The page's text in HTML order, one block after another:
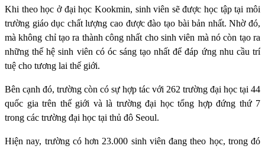
Khi theo học ở đại học Kookmin, sinh viên sẽ được học tập tại môi
trường giáo dục chất lượng cao được đào tạo bài bản nhất. Nhờ đó,
mà không chỉ tạo ra thành công nhất cho sinh viên mà nó còn tạo ra
những thế hệ sinh viên có óc sáng tạo nhất để đáp ứng nhu cầu trí
tuệ cho tương lai thế giới.
Bên cạnh đó, trường còn có sự hợp tác với 262 trường đại học tại 44
quốc gia trên thế giới và là trường đại học tổng hợp đứng thứ 7
trong các trường đại học tại thủ đô Seoul.
Hiện nay, trường có hơn 23.000 sinh viên đang theo học, trong đó